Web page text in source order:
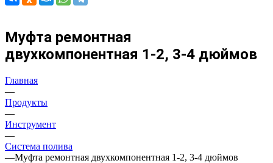
Муфта ремонтная
двухкомпонентная 1-2, 3-4 дюймов
Главная
—
Продукты
—
Инструмент
—
Система полива
—Муфта ремонтная двухкомпонентная 1-2, 3-4 дюймов